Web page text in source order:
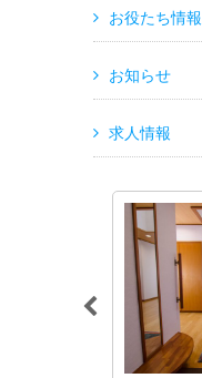
お役たち情報
お知らせ
求人情報